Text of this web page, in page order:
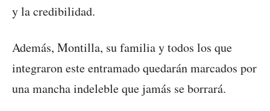
y la credibilidad.
Además, Montilla, su familia y todos los que
integraron este entramado quedarán marcados por
una mancha indeleble que jamás se borrará.